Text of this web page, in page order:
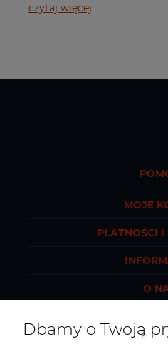
czytaj więcej
MOJE
PŁATNOŚCI
O
Dbamy o Twoją